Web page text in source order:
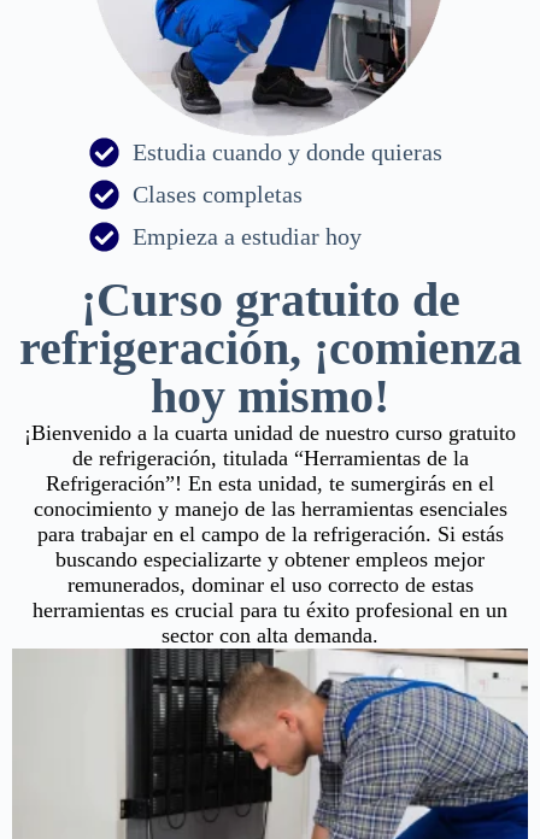
Estudia cuando y donde quieras
Clases completas
Empieza a estudiar hoy
¡Curso gratuito de
refrigeración, ¡comienza
hoy mismo!
¡Bienvenido a la cuarta unidad de nuestro curso gratuito
de refrigeración, titulada “Herramientas de la
Refrigeración”! En esta unidad, te sumergirás en el
conocimiento y manejo de las herramientas esenciales
para trabajar en el campo de la refrigeración. Si estás
buscando especializarte y obtener empleos mejor
remunerados, dominar el uso correcto de estas
herramientas es crucial para tu éxito profesional en un
sector con alta demanda.